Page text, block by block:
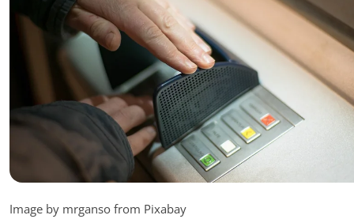
Image by mrganso from Pixabay